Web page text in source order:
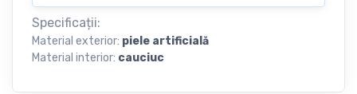
Specificații:
Material exterior: piele artificială
Material interior: cauciuc